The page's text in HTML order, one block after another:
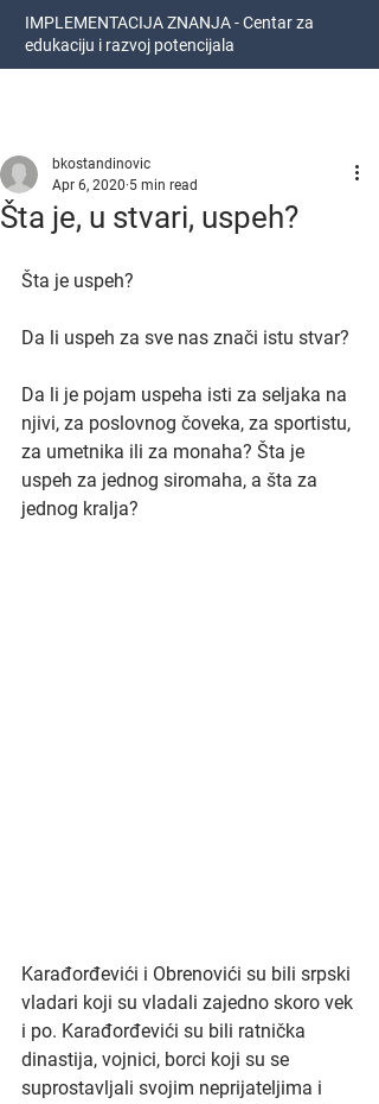
IMPLEMENTACIJA ZNANJA - Centar za
edukaciju i razvoj potencijala
Šta je, u stvari, uspeh?
bkostandinovic
Apr 6, 2020 5 min read
Šta je uspeh?
Da li uspeh za sve nas znači istu stvar?
Da li je pojam uspeha isti za seljaka na
njivi, za poslovnog čoveka, za sportistu,
za umetnika ili za monaha? Šta je
uspeh za jednog siromaha, a šta za
jednog kralja?
Karađorđevići i Obrenovići su bili srpski
vladari koji su vladali zajedno skoro vek
i po. Karađorđevići su bili ratnička
dinastija, vojnici, borci koji su se
suprostavljali svojim neprijateljima i